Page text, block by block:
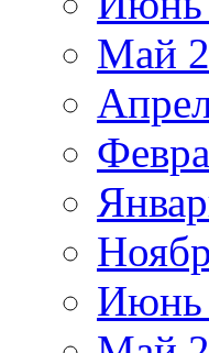
Май
Июнь